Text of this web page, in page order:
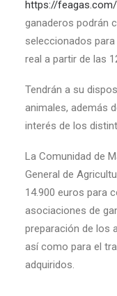
https://
ganaderos podrán
seleccionados
real a partir de las
Tendrán a su
animales, además
interés de los
La Comunidad de
General de
14.900 euros para
asociaciones de
preparación de los
así como para el
adquiridos.